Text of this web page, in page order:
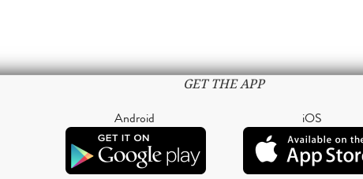
GET THE APP
Android iOS